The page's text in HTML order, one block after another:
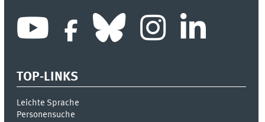
TOP-LINKS
Leichte Sprache
Personensuche